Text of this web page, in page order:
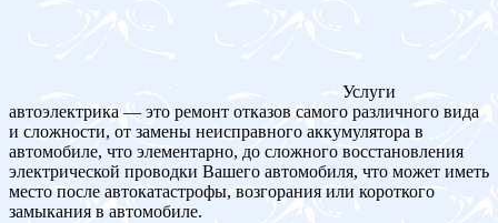
Услуги
автоэлектрика — это ремонт отказов самого различного вида
и сложности, от замены неисправного аккумулятора в
автомобиле, что элементарно, до сложного восстановления
электрической проводки Вашего автомобиля, что может иметь
место после автокатастрофы, возгорания или короткого
замыкания в автомобиле.